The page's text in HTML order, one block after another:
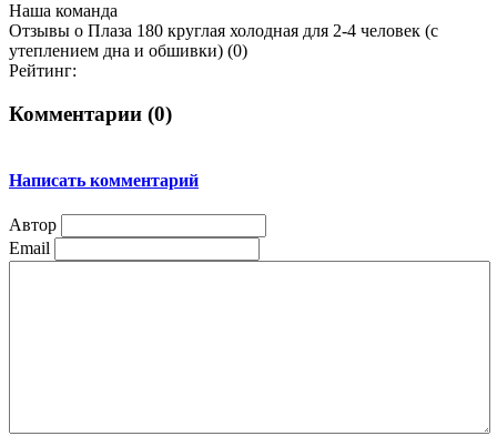
Наша команда
Отзывы о Плаза 180 круглая холодная для 2-4 человек (с
утеплением дна и обшивки) (0)
Рейтинг:
Комментарии (0)
Написать комментарий
Автор
Email